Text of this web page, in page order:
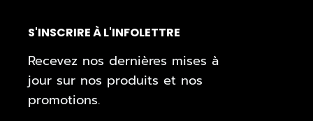
S'INSCRIRE À L'INFOLETTRE
Recevez nos dernières mises à
jour sur nos produits et nos
promotions.